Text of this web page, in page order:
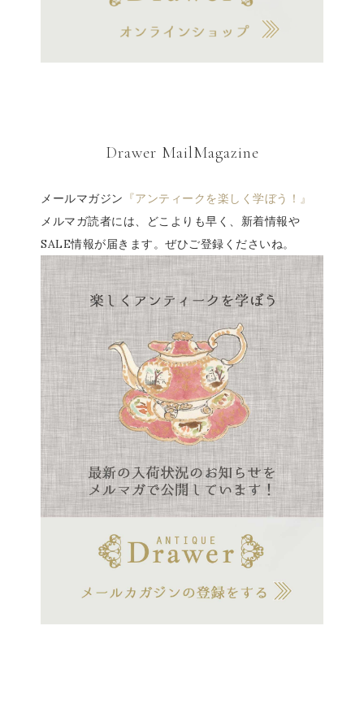
Drawer MailMagazine
メールマガジン 『アンティークを楽しく学ぼう！』
メルマガ読者には、どこよりも早く、新着情報や
SALE情報が届きます。ぜひご登録くださいね。